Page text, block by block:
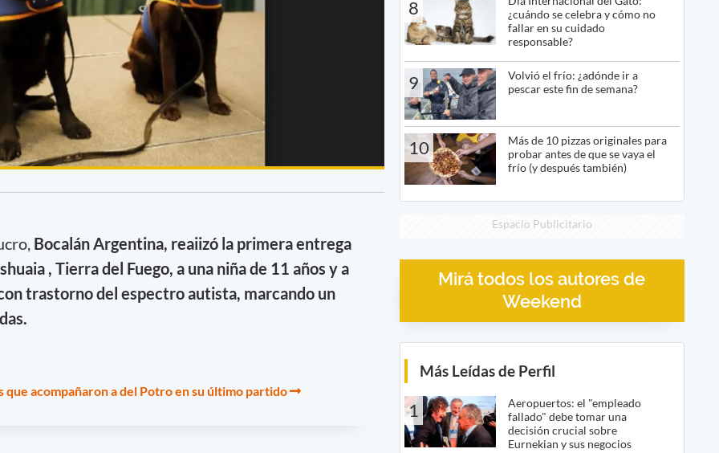
Bocalán Argentina, reaiizó la primera entrega
, Tierra del Fuego, a una niña de 11 años y a
trastorno del espectro autista, marcando un
que acompañaron a del Potro en su último partido
8
¿cuándo se celebra y cómo no
fallar en su cuidado
responsable?
9
Volvió el frío: ¿adónde ir a
pescar este fin de semana?
10
Más de 10 pizzas originales para
probar antes de que se vaya el
frío (y después también)
Espacio Publicitario
Mirá todos los autores de
Weekend
Más Leídas de Perfil
1
Aeropuertos: el "empleado
fallado" debe tomar una
decisión crucial sobre
Eurnekian y sus negocios